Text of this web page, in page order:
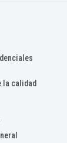
la calidad